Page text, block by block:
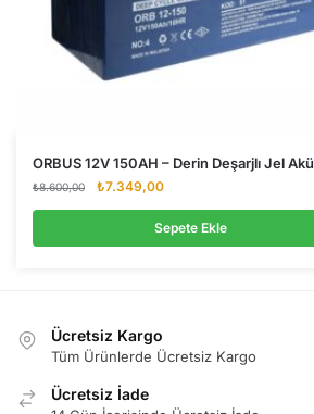
ORBUS 12V 150AH – Derin Deşarjlı Jel Akü
₺8.600,00
Orijinal
₺8.600,00.
₺7.349,00Şu
fiyat:
₺7.349,00.
Sepete Ekle
Ücretsiz Kargo
Tüm Ürünlerde Ücretsiz Kargo
Ücretsiz İade